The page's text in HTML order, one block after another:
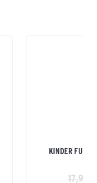
KINDER
17,99